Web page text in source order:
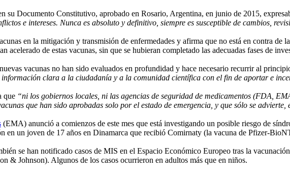
su Documento Constitutivo, aprobado en Rosario, Argentina, en junio de 2015,
e intereses. Nunca es absoluto y definitivo, siempre es susceptible de cambios,
en la mitigación y transmisión de enfermedades y afirma que no está en contra de
acelerado de estas vacunas, sin que se hubieran completado las adecuadas fases de
vacunas no han sido evaluados en profundidad y hace necesario recurrir al
clara a la ciudadanía y a la comunidad científica con el fin de aportar e
que “ni los gobiernos locales, ni las agencias de seguridad de medicamentos (FDA,
que han sido aprobadas solo por el estado de emergencia, y que sólo se
(EMA) anunció a comienzos de este mes que está investigando un posible riesgo de
en un joven de 17 años en Dinamarca que recibió Comirnaty (la vacuna de Pfizer-
se han notificado casos de MIS en el Espacio Económico Europeo tras la
& Johnson). Algunos de los casos ocurrieron en adultos más que en niños.